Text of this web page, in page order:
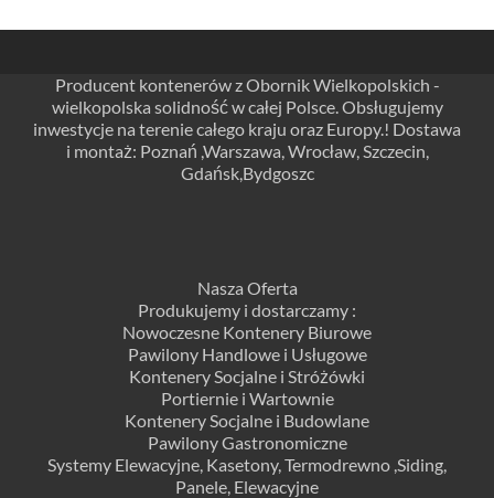
Producent kontenerów z Obornik Wielkopolskich -
wielkopolska solidność w całej Polsce. Obsługujemy
inwestycje na terenie całego kraju oraz Europy.! Dostawa
i montaż: Poznań ,Warszawa, Wrocław, Szczecin,
Gdańsk,Bydgoszc
Nasza Oferta
Produkujemy i dostarczamy :
Nowoczesne Kontenery Biurowe
Pawilony Handlowe i Usługowe
Kontenery Socjalne i Stróżówki
Portiernie i Wartownie
Kontenery Socjalne i Budowlane
Pawilony Gastronomiczne
Systemy Elewacyjne, Kasetony, Termodrewno ,Siding,
Panele, Elewacyjne